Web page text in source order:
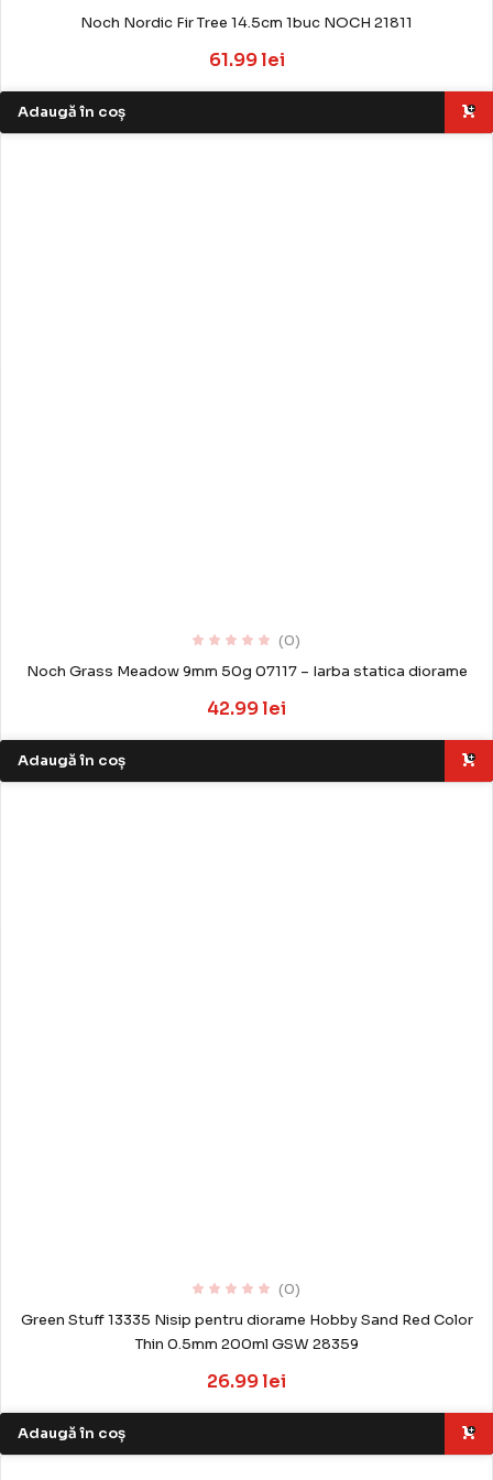
Noch Nordic Fir Tree 14.5cm 1buc NOCH 21811
61.99 lei
Adaugă în coș
(0)
Noch Grass Meadow 9mm 50g 07117 – Iarba statica diorame
42.99 lei
Adaugă în coș
(0)
Green Stuff 13335 Nisip pentru diorame Hobby Sand Red Color
Thin 0.5mm 200ml GSW 28359
26.99 lei
Adaugă în coș